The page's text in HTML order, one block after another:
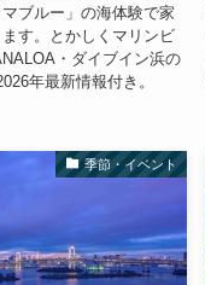
ブルー」の海体験で家
す。とかしくマリンビ
・ダイブイン浜の
年最新情報付き。
季節・イベント